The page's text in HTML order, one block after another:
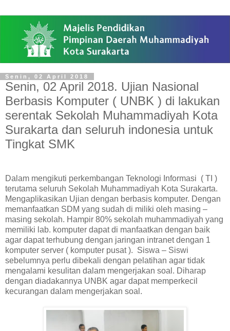
Senin, 02 April 2018
Senin, 02 April 2018. Ujian Nasional
Berbasis Komputer ( UNBK ) di lakukan
serentak Sekolah Muhammadiyah Kota
Surakarta dan seluruh indonesia untuk
Tingkat SMK
Dalam mengikuti perkembangan Teknologi Informasi ( TI )
terutama seluruh Sekolah Muhammadiyah Kota Surakarta.
Mengaplikasikan Ujian dengan berbasis komputer. Dengan
memanfaatkan SDM yang sudah di miliki oleh masing –
masing sekolah. Hampir 80% sekolah muhammadiyah yang
memiliki lab. komputer dapat di manfaatkan dengan baik
agar dapat terhubung dengan jaringan intranet dengan 1
komputer server ( komputer pusat ). Siswa – Siswi
sebelumnya perlu dibekali dengan pelatihan agar tidak
mengalami kesulitan dalam mengerjakan soal. Diharap
dengan diadakannya UNBK agar dapat memperkecil
kecurangan dalam mengerjakan soal.